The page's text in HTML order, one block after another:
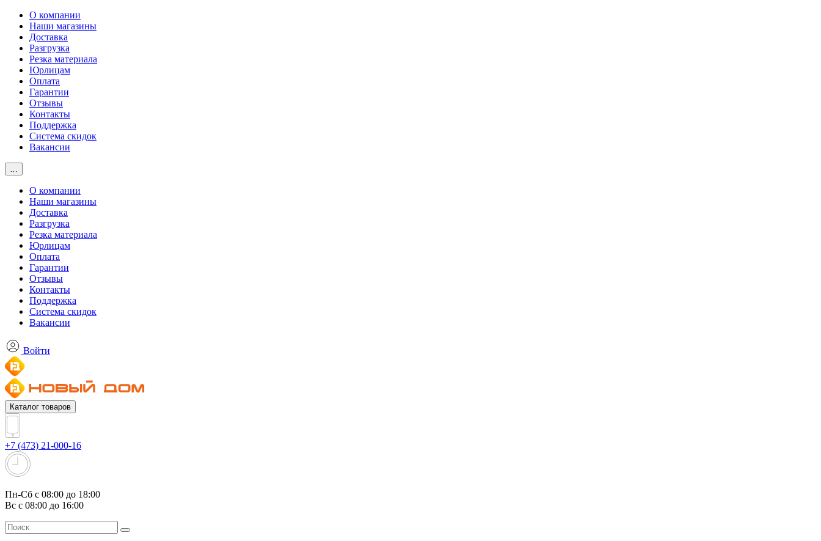
О компании
Наши магазины
Доставка
Разгрузка
Резка материала
Юрлицам
Оплата
Гарантии
Отзывы
Контакты
Поддержка
Система скидок
Вакансии
…
О компании
Наши магазины
Доставка
Разгрузка
Резка материала
Юрлицам
Оплата
Гарантии
Отзывы
Контакты
Поддержка
Система скидок
Вакансии
Войти
Каталог товаров
+7 (473) 21-000-16
Пн-Сб с 08:00 до 18:00
Вс с 08:00 до 16:00